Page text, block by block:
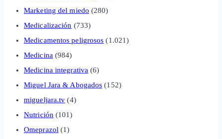
Marketing del miedo (280)
Medicalización (733)
Medicamentos peligrosos (1.021)
Medicina (984)
Medicina integrativa (6)
Miguel Jara & Abogados (152)
migueljara.tv (4)
Nutrición (101)
Omeprazol (1)